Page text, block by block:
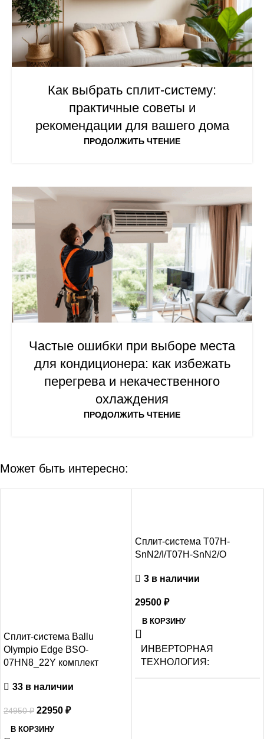
Как выбрать сплит-систему:
практичные советы и
рекомендации для вашего дома
ПРОДОЛЖИТЬ ЧТЕНИЕ
Частые ошибки при выборе места
для кондиционера: как избежать
перегрева и некачественного
охлаждения
ПРОДОЛЖИТЬ ЧТЕНИЕ
Может быть интересно:
Сплит-система Ballu
Olympio Edge BSO-
07HN8_22Y комплект
33 в наличии
24950₽ 22950 ₽
В КОРЗИНУ
Сплит-система T07H-
SnN2/I/T07H-SnN2/O
3 в наличии
29500 ₽
В КОРЗИНУ
ИНВЕРТОРНАЯ
ТЕХНОЛОГИЯ